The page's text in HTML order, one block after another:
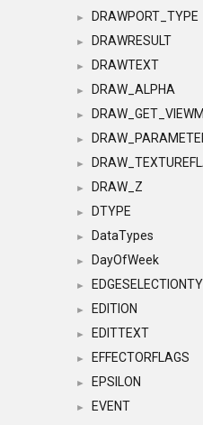
► DRAWPORT_TYPE
► DRAWRESULT
► DRAWTEXT
► DRAW_ALPHA
►
►
►
► DRAW_Z
► DTYPE
► DataTypes
► DayOfWeek
►
► EDITION
► EDITTEXT
► EFFECTORFLAGS
► EPSILON
►
EVENT